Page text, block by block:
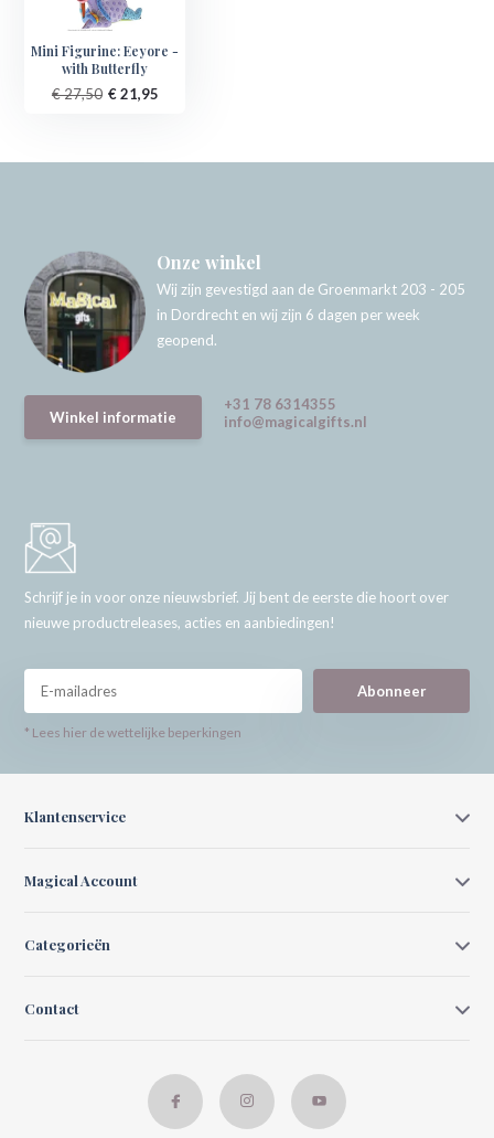
Mini Figurine: Eeyore -
with Butterfly
€ 27,50 € 21,95
Onze winkel
Wij zijn gevestigd aan de Groenmarkt 203 - 205
in Dordrecht en wij zijn 6 dagen per week
geopend.
Winkel informatie
+31 78 6314355
info@magicalgifts.nl
Schrijf je in voor onze nieuwsbrief. Jij bent de eerste die hoort over
nieuwe productreleases, acties en aanbiedingen!
Abonneer
* Lees hier de wettelijke beperkingen
Klantenservice
Magical Account
Categorieën
Contact